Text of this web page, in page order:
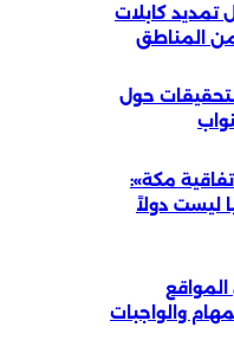
تمديد كابلات
من المناطق
حول
مكة»:
ليست دولاً
والواجبات